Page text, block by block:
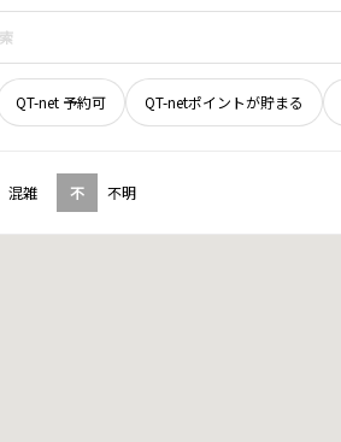
QT-net 予約可 QT-netポイントが貯まる
混雑 不 不明